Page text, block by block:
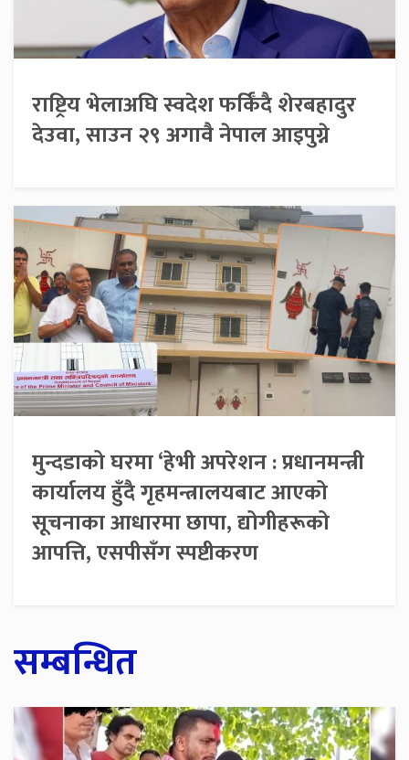
राष्ट्रिय भेलाअघि स्वदेश फर्किँदै शेरबहादुर
देउवा, साउन २९ अगावै नेपाल आइपुग्ने
मुन्दडाको घरमा ‘हेभी अपरेशन : प्रधानमन्त्री
कार्यालय हुँदै गृहमन्त्रालयबाट आएको
सूचनाका आधारमा छापा, द्योगीहरूको
आपत्ति, एसपीसँग स्पष्टीकरण
सम्बन्धित